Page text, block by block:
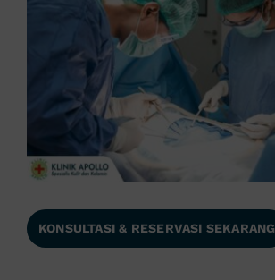
KONSULTASI & RESERVASI SEKARANG